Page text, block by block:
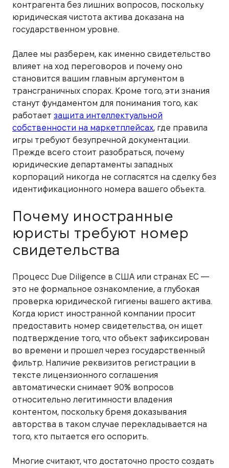
контрагента без лишних вопросов, поскольку
юридическая чистота актива доказана на
государственном уровне.
Далее мы разберем, как именно свидетельство
влияет на ход переговоров и почему оно
становится вашим главным аргументом в
трансграничных спорах. Кроме того, эти знания
станут фундаментом для понимания того, как
работает защита интеллектуальной
собственности на маркетплейсах, где правила
игры требуют безупречной документации.
Прежде всего стоит разобраться, почему
юридические департаменты западных
корпораций никогда не согласятся на сделку без
идентификационного номера вашего объекта.
Почему иностранные
юристы требуют номер
свидетельства
Процесс Due Diligence в США или странах ЕС —
это не формальное ознакомление, а глубокая
проверка юридической гигиены вашего актива.
Когда юрист иностранной компании просит
предоставить номер свидетельства, он ищет
подтверждение того, что объект зафиксирован
во времени и прошел через государственный
фильтр. Наличие реквизитов регистрации в
тексте лицензионного соглашения
автоматически снимает 90% вопросов
относительно легитимности владения
контентом, поскольку бремя доказывания
авторства в таком случае перекладывается на
того, кто пытается его оспорить.
Многие считают, что достаточно просто создать